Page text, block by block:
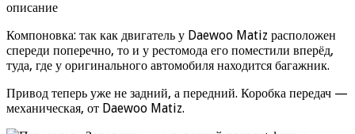
Компоновка: так как двигатель у Daewoo Matiz расположен
спереди поперечно, то и у рестомода его поместили вперёд,
туда, где у оригинального автомобиля находится багажник.
Привод теперь уже не задний, а передний. Коробка передач —
механическая, от Daewoo Matiz.